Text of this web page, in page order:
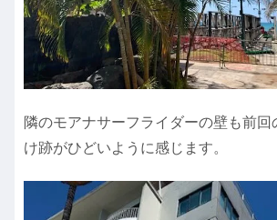
隣のモアナサーフライダーの壁も前回
け跡がひどいように感じます。